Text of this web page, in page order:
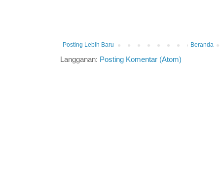
Posting Lebih Baru Beranda
Langganan: Posting Komentar (Atom)